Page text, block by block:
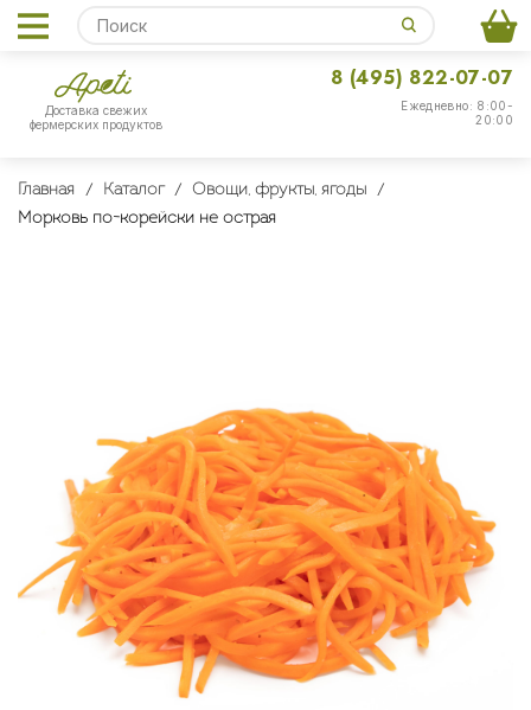
Доставка свежих
фермерских продуктов
Ежедневно: 8:00-
20:00
8 (495) 822-07-07
Главная Каталог
Овощи, фрукты, ягоды
Морковь по-корейски не острая